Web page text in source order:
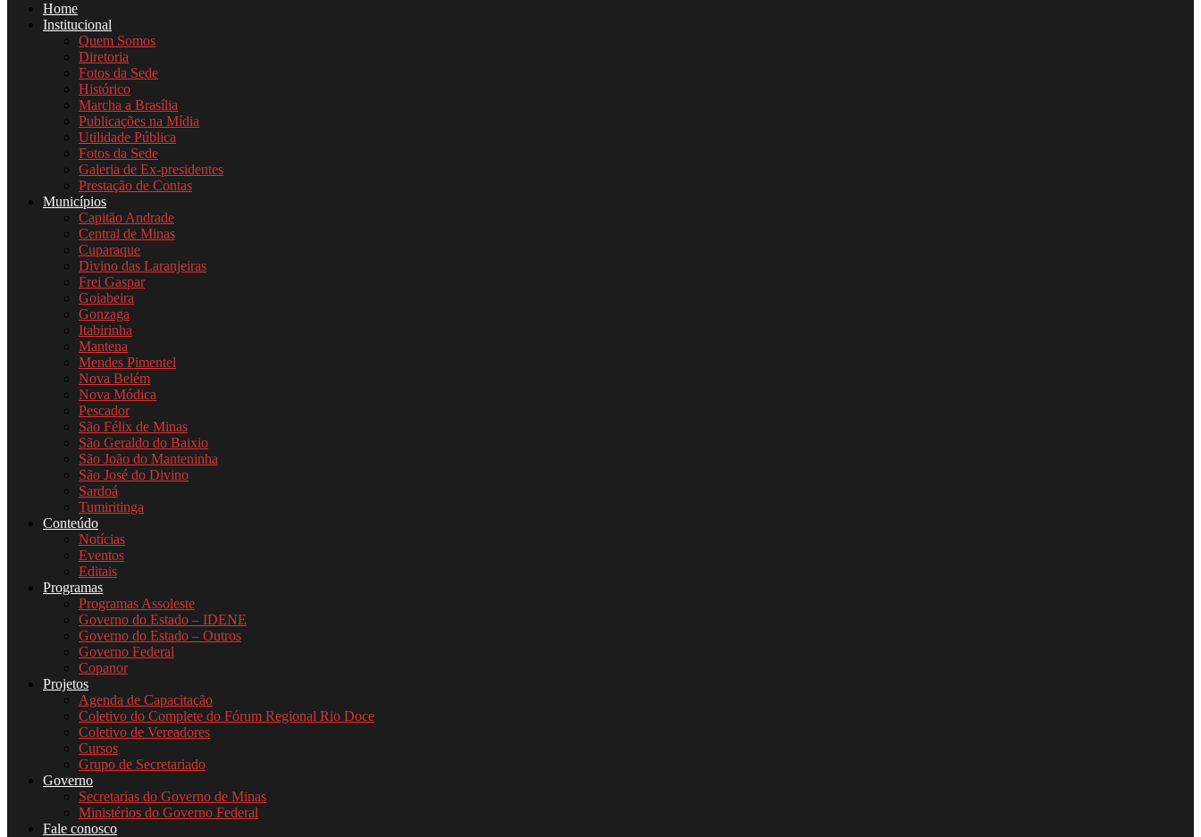
Home
Institucional
Quem Somos
Diretoria
Fotos da Sede
Histórico
Marcha a Brasília
Publicações na Mídia
Utilidade Pública
Fotos da Sede
Galeria de Ex-presidentes
Prestação de Contas
Municípios
Capitão Andrade
Central de Minas
Cuparaque
Divino das Laranjeiras
Frei Gaspar
Goiabeira
Gonzaga
Itabirinha
Mantena
Mendes Pimentel
Nova Belém
Nova Módica
Pescador
São Félix de Minas
São Geraldo do Baixio
São João do Manteninha
São José do Divino
Sardoá
Tumiritinga
Conteúdo
Notícias
Eventos
Editais
Programas
Programas Assoleste
Governo do Estado – IDENE
Governo do Estado – Outros
Governo Federal
Copanor
Projetos
Agenda de Capacitação
Coletivo do Complete do Fórum Regional Rio Doce
Coletivo de Vereadores
Cursos
Grupo de Secretariado
Governo
Secretarias do Governo de Minas
Ministérios do Governo Federal
Fale conosco